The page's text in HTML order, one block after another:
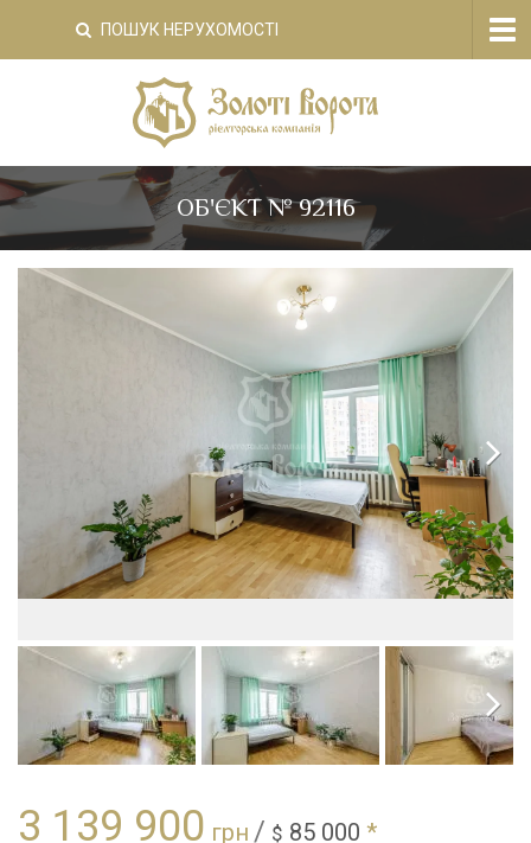
ПОШУК НЕРУХОМОСТІ
ОБ'ЄКТ № 92116
3 139 900 грн / $ 85 000 *